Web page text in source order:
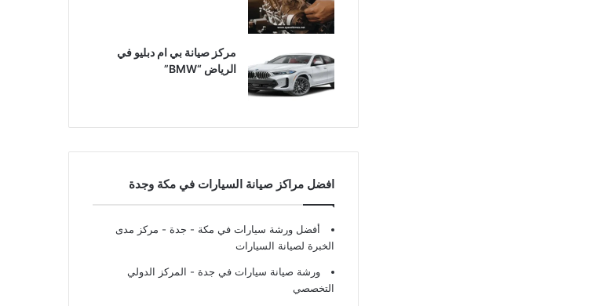
مركز صيانة بي ام دبليو في
الرياض “BMW”
افضل مراكز صيانة السيارات في مكة وجدة
أفضل ورشة سيارات في مكة - جدة - مركز مدى
الخبرة لصيانة السيارات
ورشة صيانة سيارات في جدة - المركز الدولي
التخصصي